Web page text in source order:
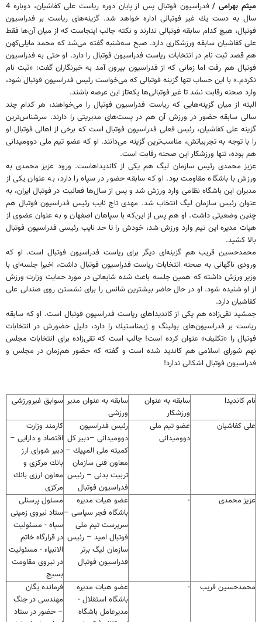
میثم بهرامی /
فدراسیون فوتبال پس از پایان دوره ریاست علی كفاشیان، دوباره 4
سال به دست یك غیر فوتبالی اداره خواهد شد. گزینه‌های ریاست بر فدراسیون
فوتبال، هیچ كدام سابقه فوتبالی ندارند و نكته جالب اینجاست كه از میان آن‌ها فقط
علی كفاشیان سابقه ورزشكاری دارد. صبح سه‌شنبه گفته می‌شد كه محمد مایلی‌كهن
هم قصد ثبت نام در انتخابات ریاست فدراسیون فوتبال را دارد. او حتی به فدراسیون
فوتبال هم رفت اما زمانی كه از فدراسیون بیرون آمد به خبرنگاران گفت: «ثبت نام
نكردم.» با این حساب تنها گزینه فوتبالی كه می‌خواست رئیس فدراسیون فوتبال شود،
وارد صحنه رقابت نشد تا غیر فوتبالی‌ها یكه‌تاز این عرصه باشند.
البته از میان گزینه‌هایی كه ریاست فدراسیون فوتبال را می‌خواهند، هر كدام چند
سالی سابقه حضور در ورزش آن هم در پست‌های مدیریتی را دارند. سرشناس‌ترین
گزینه علی كفاشیان، رئیس فعلی فدراسیون فوتبال است كه برخی از اهالی فوتبال او
را با توجه به تجربیاتش، مناسب‌ترین گزینه می‌دانند. او كه عضو تیم ملی دوومیدانی
هم بوده، تنها ورزشكار این صحنه رقابت است.
عزیز محمدی رئیس سازمان لیگ هم یكی از كاندیداهاست. ورود عزیز محمدی به
ورزش با باشگاه مقاومت بود. او كه سابقه حضور در سپاه را دارد، به عنوان یكی از
مدیران این باشگاه نظامی وارد ورزش شد و پس از سال‌ها فعالیت در فوتبال ایران، به
عنوان رئیس سازمان لیگ انتخاب شد. مهدی تاج نایب رئیس فدراسیون فوتبال هم
چنین وضعیتی داشت. او هم پس از این‌كه با سپاهان اصفهان و به عنوان عضوی از
هیات مدیره این تیم وارد ورزش شد، خودش را تا حد نایب رئیسی فدراسیون فوتبال
بالا كشید.
محمدحسین قریب هم گزینه‌ای دیگر برای ریاست فدراسیون فوتبال است. او كه
ورودی ناگهانی به صحنه انتخابات ریاست فدراسیون فوتبال داشت، اخیرا جلسه‌ای با
وزیر ورزش داشته كه همین جلسه باعث شده شایعاتی در مورد حمایت وزارت ورزش
از او شنیده شود. او در حال حاضر بیشترین شانس را برای نشستن روی صندلی علی
كفاشیان دارد.
جمشید تقی‌زاده هم یكی از كاندیداهای ریاست فدراسیون فوتبال است. او كه سابقه
ریاست بر فدراسیون‌های بولینگ و ژیمناستیك را دارد، دلیل حضورش در انتخابات
فوتبال را «تكلیف» عنوان كرده است! جالب است كه تقی‌زاده برای انتخابات مجلس
نهم شورای اسلامی هم كاندید شده است و گفته كه حضور هم‌زمان در مجلس و
فدراسیون فوتبال اشكالی ندارد!
نام كاندیدا
سابقه به عنوان
ورزشكار
سابقه به عنوان مدیر
ورزشی
سوابق غیرورزشی
علی كفاشیان
عضو تیم ملی
دوومیدانی
رئیس فدراسیون
دوومیدانی –دبیر كل
كمیته ملی المپیك –
معاون فنی سازمان
تربیت بدنی – رئیس
فدراسیون فوتبال
كارمند وزارت
اقتصاد و دارایی –
دبیر شورای ارز
بانك مركزی و
معاون ارزی بانك
مركزی
عزیز محمدی
-
عضو هیات مدیره
باشگاه فجر سپاسی –
سرپرست تیم ملی
فوتبال امید – رئیس
سازمان لیگ برتر
فدراسیون فوتبال
مسئول پرسنلی
ستاد نیروی زمینی
سپاه - مسئولیت
در قرارگاه خاتم
الانبیاء - مسئولیت
در نیروی مقاومت
بسیج
محمدحسین قریب
-
عضو هیات مدیره
باشگاه استقلال -
مدیرعامل باشگاه
فرمانده یگان
مهندسی در جنگ
– حضور در ستاد